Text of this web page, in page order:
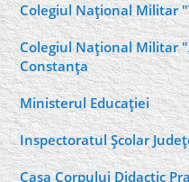
Colegiul Naţional Militar
Colegiul Naţional Militar
Constanţa
Ministerul Educaţiei
Inspectoratul Şcolar
Casa Corpului Didactic